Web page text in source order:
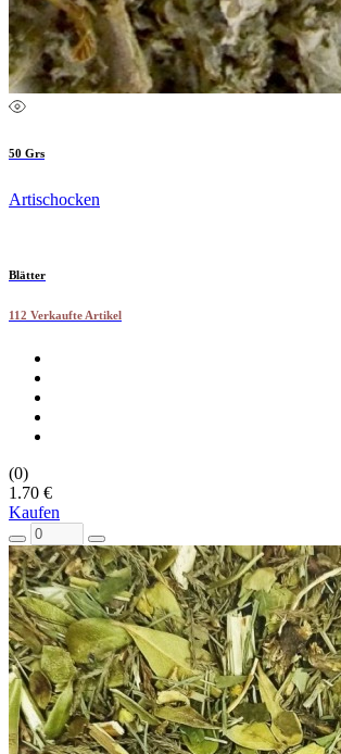
50 Grs
Artischocken
Blätter
112 Verkaufte Artikel
(0)
1.70 €
Kaufen